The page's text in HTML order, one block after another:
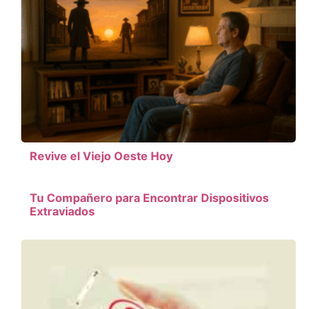
Revive el Viejo Oeste Hoy
Tu Compañero para Encontrar Dispositivos
Extraviados